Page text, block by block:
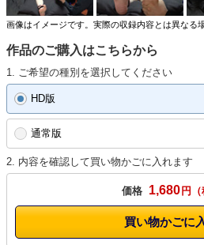
画像はイメージです。実際の収録内容とは異なる
作品のご購入はこちらから
1. ご希望の種別を選択してください
HD版
通常版
2. 内容を確認して買い物かごに入れます
価格 1,680円
買い物かごに